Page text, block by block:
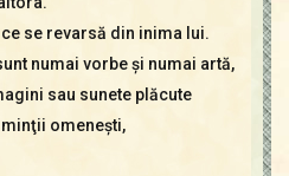
se revarsă din inima lui.
numai vorbe şi numai artă,
sau sunete plăcute
omeneşti,